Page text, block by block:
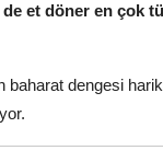
de et döner en çok
baharat dengesi